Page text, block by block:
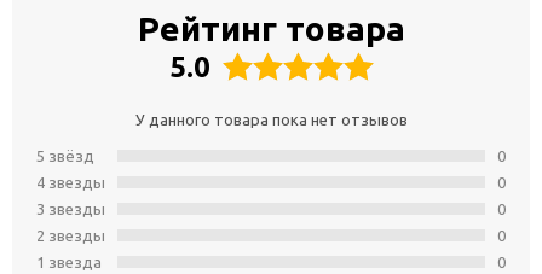
Рейтинг товара
5.0
У данного товара пока нет отзывов
5 звёзд
4 звeзды
3 звeзды
2 звeзды
1 звeзда
0
0
0
0
0